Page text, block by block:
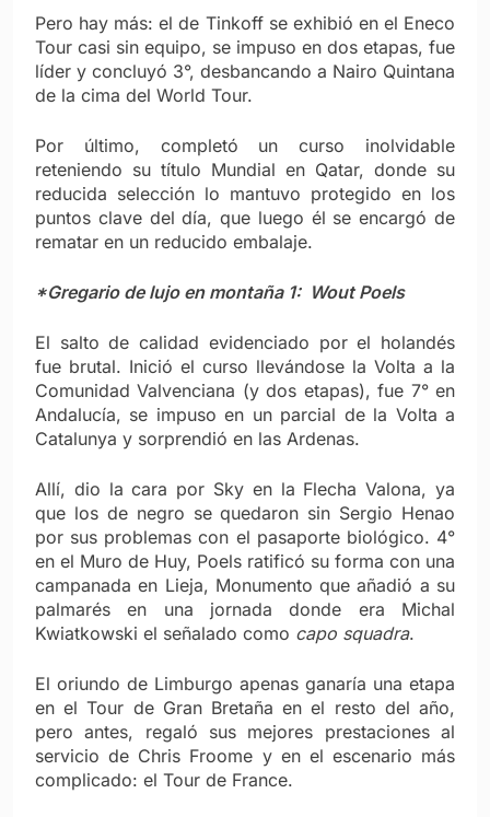
Pero hay más: el de Tinkoff se exhibió en el Eneco
Tour casi sin equipo, se impuso en dos etapas, fue
líder y concluyó 3°, desbancando a Nairo Quintana
de la cima del World Tour.
Por último, completó un curso inolvidable
reteniendo su título Mundial en Qatar, donde su
reducida selección lo mantuvo protegido en los
puntos clave del día, que luego él se encargó de
rematar en un reducido embalaje.
*Gregario de lujo en montaña 1: Wout Poels
El salto de calidad evidenciado por el holandés
fue brutal. Inició el curso llevándose la Volta a la
Comunidad Valvenciana (y dos etapas), fue 7° en
Andalucía, se impuso en un parcial de la Volta a
Catalunya y sorprendió en las Ardenas.
Allí, dio la cara por Sky en la Flecha Valona, ya
que los de negro se quedaron sin Sergio Henao
por sus problemas con el pasaporte biológico. 4°
en el Muro de Huy, Poels ratificó su forma con una
campanada en Lieja, Monumento que añadió a su
palmarés en una jornada donde era Michal
Kwiatkowski el señalado como capo squadra.
El oriundo de Limburgo apenas ganaría una etapa
en el Tour de Gran Bretaña en el resto del año,
pero antes, regaló sus mejores prestaciones al
servicio de Chris Froome y en el escenario más
complicado: el Tour de France.